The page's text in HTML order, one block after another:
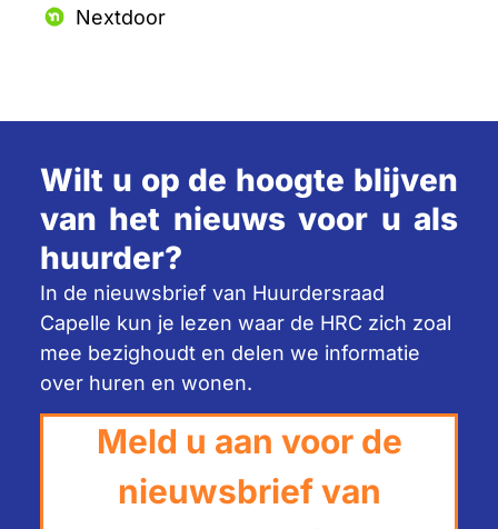
Nextdoor
Wilt u op de hoogte blijven
van het nieuws voor u als
huurder?
In de nieuwsbrief van Huurdersraad
Capelle kun je lezen waar de HRC zich zoal
mee bezighoudt en delen we informatie
over huren en wonen.
Meld u aan voor de
nieuwsbrief van